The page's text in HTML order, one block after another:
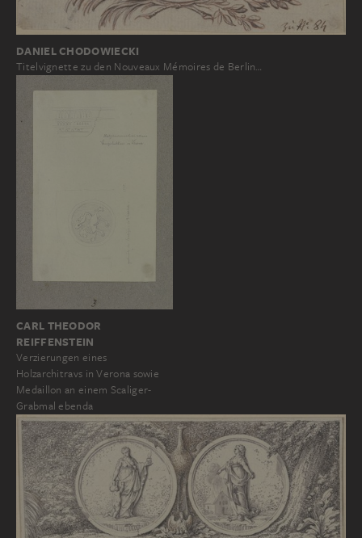
DANIEL CHODOWIECKI
Titelvignette zu den Nouveaux Mémoires de Berlin…
CARL THEODOR
REIFFENSTEIN
Verzierungen eines
Holzarchitravs in Verona sowie
Medaillon an einem Scaliger-
Grabmal ebenda